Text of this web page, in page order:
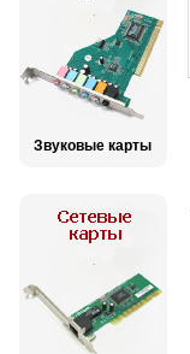
Звуковые карты